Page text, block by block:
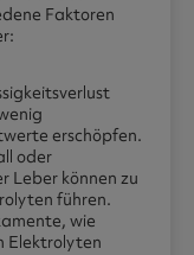
Faktoren
erschöpfen.
oder
Leber können zu
führen.
wie
Elektrolyten